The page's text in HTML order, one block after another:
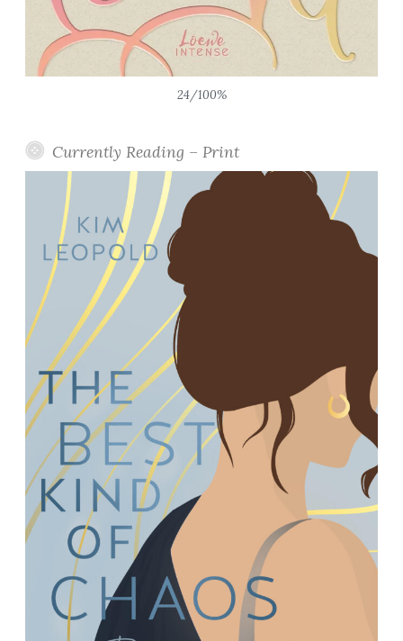
24/100%
Currently Reading – Print